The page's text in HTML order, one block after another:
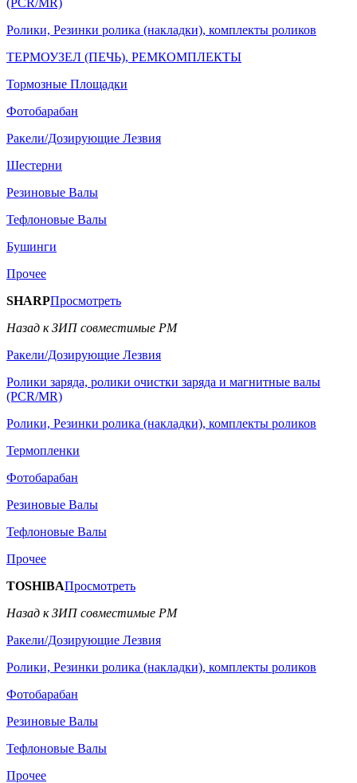
(PCR/MR)
Ролики, Резинки ролика (накладки), комплекты роликов
ТЕРМОУЗЕЛ (ПЕЧЬ), РЕМКОМПЛЕКТЫ
Тормозные Площадки
Фотобарабан
Ракели/Дозирующие Лезвия
Шестерни
Резиновые Валы
Тефлоновые Валы
Бушинги
Прочее
SHARPПросмотреть
Назад к ЗИП совместимые РМ
Ракели/Дозирующие Лезвия
Ролики заряда, ролики очистки заряда и магнитные валы
(PCR/MR)
Ролики, Резинки ролика (накладки), комплекты роликов
Термопленки
Фотобарабан
Резиновые Валы
Тефлоновые Валы
Прочее
TOSHIBAПросмотреть
Назад к ЗИП совместимые РМ
Ракели/Дозирующие Лезвия
Ролики, Резинки ролика (накладки), комплекты роликов
Фотобарабан
Резиновые Валы
Тефлоновые Валы
Прочее